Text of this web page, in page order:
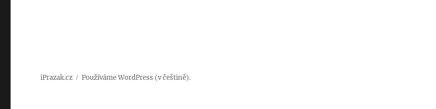
iPrazak.cz Používáme WordPress (v češtině).